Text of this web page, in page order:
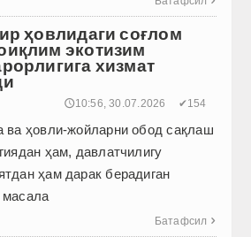
ҳовлидаги соғлом
экотизим
хизмат
🕔10:56, 30.07.2026 ✔154
ва ҳовли-жойларни обод сақлаш
ҳам, давлатчилигу
ҳам дарак берадиган
Батафсил 